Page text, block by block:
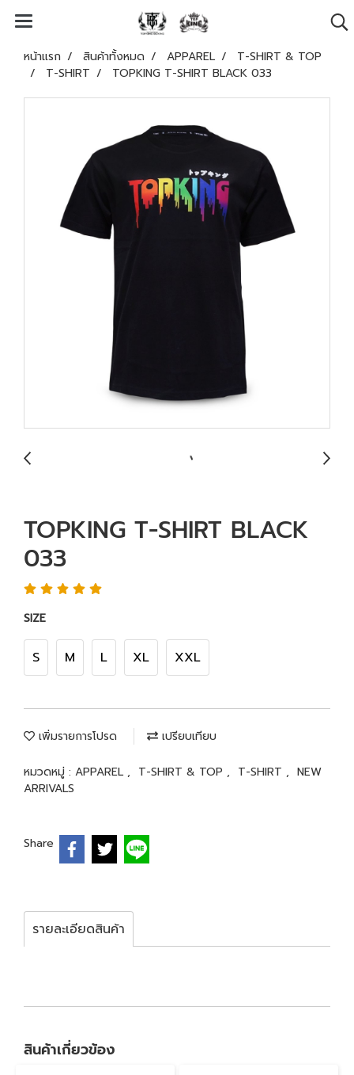
หน้าแรก สินค้าทั้งหมด APPAREL
T-SHIRT & TOP
T-SHIRT
TOPKING T-SHIRT BLACK 033
TOPKING T-SHIRT BLACK
033
SIZE
S M L XL XXL
เพิ่มรายการโปรด เปรียบเทียบ
หมวดหมู่ : APPAREL , T-SHIRT & TOP , T-SHIRT , NEW
ARRIVALS
Share
รายละเอียดสินค้า
สินค้าเกี่ยวข้อง